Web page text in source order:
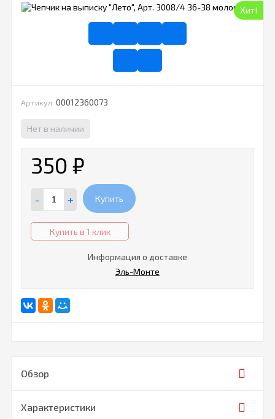
Хит!
Артикул: 00012360073
Нет в наличии
350 ₽
- + Купить
Купить в 1 клик
Информация о доставке
Эль-Монте
Обзор
Характеристики